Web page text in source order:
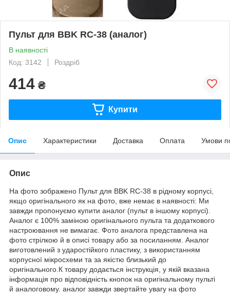
Пульт для BBK RC-38 (аналог)
В наявності
Код: 3142
Роздріб
414 ₴
Купити
Опис Характеристики Доставка Оплата Умови
Опис
На фото зображено Пульт для BBK RC-38 в рідному корпусі,
якщо оригінального як на фото, вже немає в наявності: Ми
завжди пропонуємо купити аналог (пульт в іншому корпусі).
Аналог є 100% заміною оригінального пульта та додаткового
настроювання не вимагає. Фото аналога представлена на
фото стрілкою й в описі товару або за посиланням. Аналог
виготовлений з ударостійкого пластику, з використанням
корпусної мікросхеми та за якістю близький до
оригінального.К товару додається інструкція, у якій вказана
інформація про відповідність кнопок на оригінальному пульті
й аналоговому. аналог завжди звертайте увагу на фото